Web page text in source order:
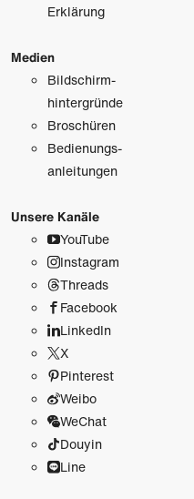
Erklärung
Medien
Bildschirm­
hintergründe
Broschüren
Bedienungs­
anleitungen
Unsere Kanäle
YouTube
Instagram
Threads
Facebook
LinkedIn
X
Pinterest
Weibo
WeChat
Douyin
Line